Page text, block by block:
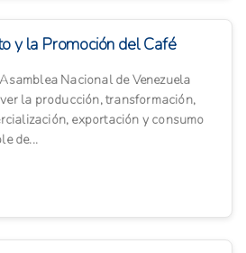
y la Promoción del Café
Nacional de Venezuela
la producción, transformación,
exportación y consumo
de...